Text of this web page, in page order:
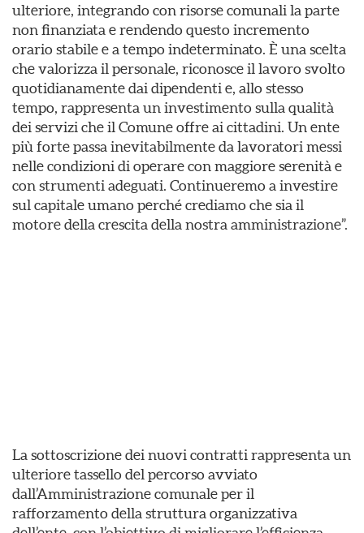
ulteriore, integrando con risorse comunali la parte
non finanziata e rendendo questo incremento
orario stabile e a tempo indeterminato. È una scelta
che valorizza il personale, riconosce il lavoro svolto
quotidianamente dai dipendenti e, allo stesso
tempo, rappresenta un investimento sulla qualità
dei servizi che il Comune offre ai cittadini. Un ente
più forte passa inevitabilmente da lavoratori messi
nelle condizioni di operare con maggiore serenità e
con strumenti adeguati. Continueremo a investire
sul capitale umano perché crediamo che sia il
motore della crescita della nostra amministrazione”.
La sottoscrizione dei nuovi contratti rappresenta un
ulteriore tassello del percorso avviato
dall’Amministrazione comunale per il
rafforzamento della struttura organizzativa